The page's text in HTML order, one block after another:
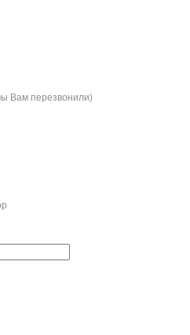
Вам перезвонили)